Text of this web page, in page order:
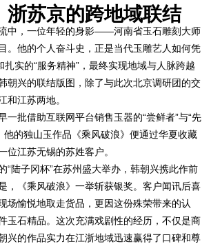
浙苏京的跨地域联结
中，一位年轻的身影——河南省玉石雕刻大师
。他的个人奋斗史，正是当代玉雕艺人如何凭
扎实的“服务精神”，最终实现地域与人脉跨越
朝兴的联结版图，除了与此次北京调研团的交
和江苏两地。
一批借助互联网平台销售玉器的“尝鲜者”与“先
他的独山玉作品《乘风破浪》便通过华夏收藏
位江苏无锡的苏姓客户。
“陆子冈杯”在苏州盛大举办，韩朝兴携此作前
，《乘风破浪》一举斩获银奖。客户闻讯后喜
场愉悦地取走货品，更因这份殊荣带来的认
玉石精品。这次充满戏剧性的经历，不仅是商
兴的作品实力在江浙地域迅速赢得了口碑和尊